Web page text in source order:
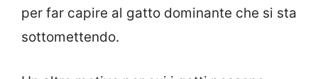
per far capire al gatto dominante che si sta
sottomettendo.